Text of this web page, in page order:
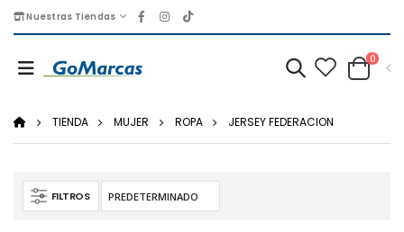
Nuestras Tiendas
0
TIENDA MUJER ROPA JERSEY FEDERACION
FILTROS